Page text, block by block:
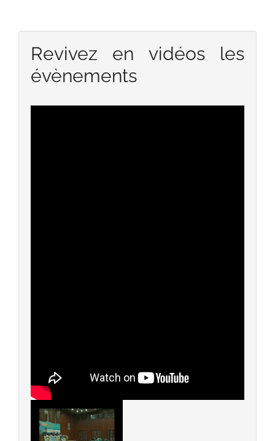
Revivez en vidéos les
évènements